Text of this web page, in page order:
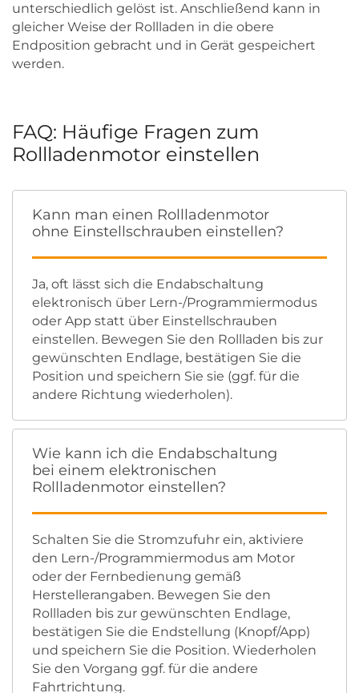
unterschiedlich gelöst ist. Anschließend kann in
gleicher Weise der Rollladen in die obere
Endposition gebracht und in Gerät gespeichert
werden.
FAQ: Häufige Fragen zum
Rollladenmotor einstellen
Kann man einen Rollladenmotor
ohne Einstellschrauben einstellen?
Ja, oft lässt sich die Endabschaltung
elektronisch über Lern-/Programmiermodus
oder App statt über Einstellschrauben
einstellen. Bewegen Sie den Rollladen bis zur
gewünschten Endlage, bestätigen Sie die
Position und speichern Sie sie (ggf. für die
andere Richtung wiederholen).
Wie kann ich die Endabschaltung
bei einem elektronischen
Rollladenmotor einstellen?
Schalten Sie die Stromzufuhr ein, aktiviere
den Lern-/Programmiermodus am Motor
oder der Fernbedienung gemäß
Herstellerangaben. Bewegen Sie den
Rollladen bis zur gewünschten Endlage,
bestätigen Sie die Endstellung (Knopf/App)
und speichern Sie die Position. Wiederholen
Sie den Vorgang ggf. für die andere
Fahrtrichtung.